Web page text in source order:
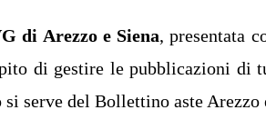
di Arezzo e Siena, presentata
di gestire le pubblicazioni di
serve del Bollettino aste